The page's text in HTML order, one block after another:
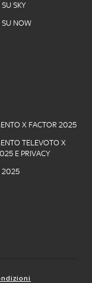
SKY
SU NOW
X FACTOR 2025
TELEVOTO X
E PRIVACY
2025